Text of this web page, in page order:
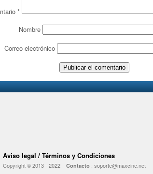
*
Nombre
Correo electrónico
Aviso legal / Términos y Condiciones
Copyright © 2013 - 2022 Contacto : soporte@maxcine.net